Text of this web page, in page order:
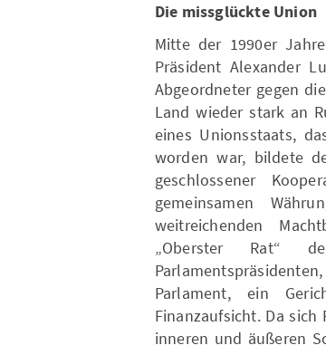
Die missglückte Union
Mitte der 1990er
Präsident Alexander
Abgeordneter gegen
Land wieder stark an
eines Unionsstaats,
worden war, bildete
geschlossener
gemeinsamen
weitreichenden
„Oberster Rat“
Parlament, ein
Finanzaufsicht. Da
inneren und äußeren